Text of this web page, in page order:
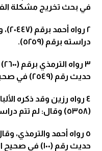
في بحث تخريج مشكلة
٢
دراسته برقم (٥٢٥٩).
٣
حديث رقم (٢٥٤٩) في صحيح الجامع.
٤ رواه رزين وقد ذكره
(٥٣٥٨) وقال: لم تتم دراسته.
٥ رواه أحمد والترمذي،
حديث رقم (١٠٠) في صحيح الجامع.